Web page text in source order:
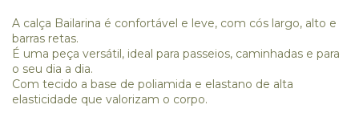
A calça Bailarina é confortável e leve, com cós largo, alto e
barras retas.
É uma peça versátil, ideal para passeios, caminhadas e para
o seu dia a dia.
Com tecido a base de poliamida e elastano de alta
elasticidade que valorizam o corpo.